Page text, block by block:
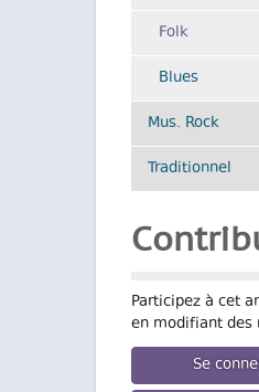
Folk
Blues
Mus. Rock
Traditionnel
Participez à cet
en modifiant des
Se